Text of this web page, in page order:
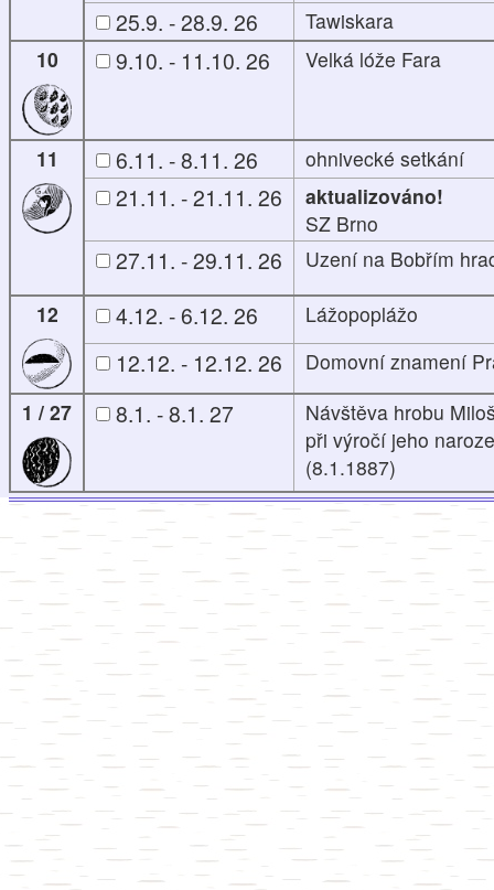
25.9. - 28.9. 26
Tawiskara
10
9.10. - 11.10. 26 Velká lóže Fara
11 6.11. - 8.11. 26 ohnivecké setkání
21.11. - 21.11. 26
aktualizováno!
SZ Brno
27.11. - 29.11. 26
Uzení na Bobřím
12
4.12. - 6.12. 26 Lážopoplážo
12.12. - 12.12. 26
Domovní znamení
1 / 27
8.1. - 8.1. 27
Návštěva hrobu
při výročí jeho
(8.1.1887)